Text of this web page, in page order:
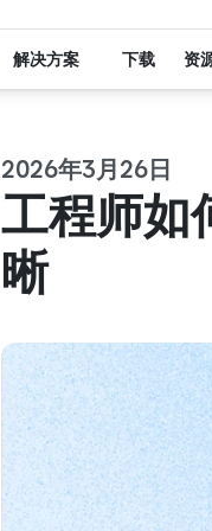
2026年3月26日
工程师如
晰
解决方案 下载 资